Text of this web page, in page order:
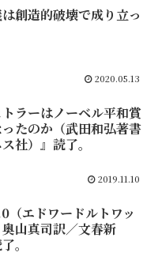
創造的破壊で成り立っ
2020.05.13
トラーはノーベル平和賞
たのか（武田和弘著書
社）』読了。
2019.11.10
（エドワードルトワッ
山真司訳／文春新
。